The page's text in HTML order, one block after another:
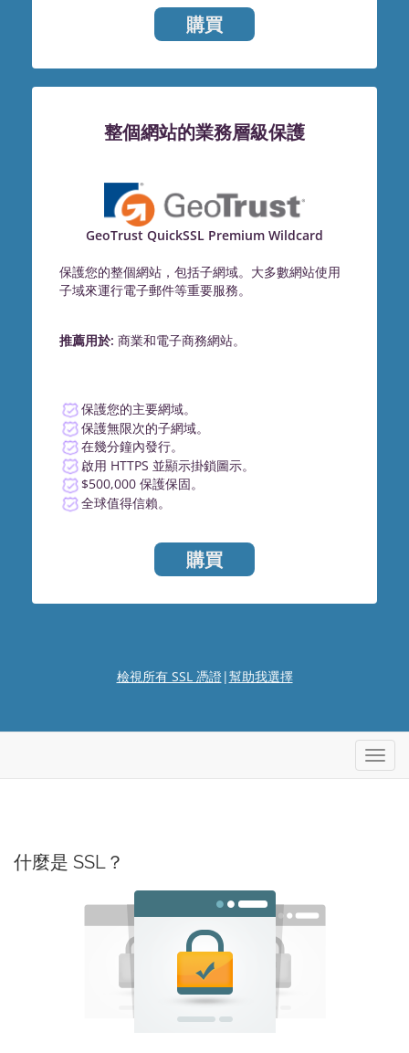
購買
整個網站的業務層級保護
GeoTrust QuickSSL Premium Wildcard
保護您的整個網站，包括子網域。大多數網站使用
子域來運行電子郵件等重要服務。
推薦用於: 商業和電子商務網站。
保護您的主要網域。
保護無限次的子網域。
在幾分鐘內發行。
啟用 HTTPS 並顯示掛鎖圖示。
$500,000 保護保固。
全球值得信賴。
購買
檢視所有 SSL 憑證|幫助我選擇
切
換
什麼是 SSL？